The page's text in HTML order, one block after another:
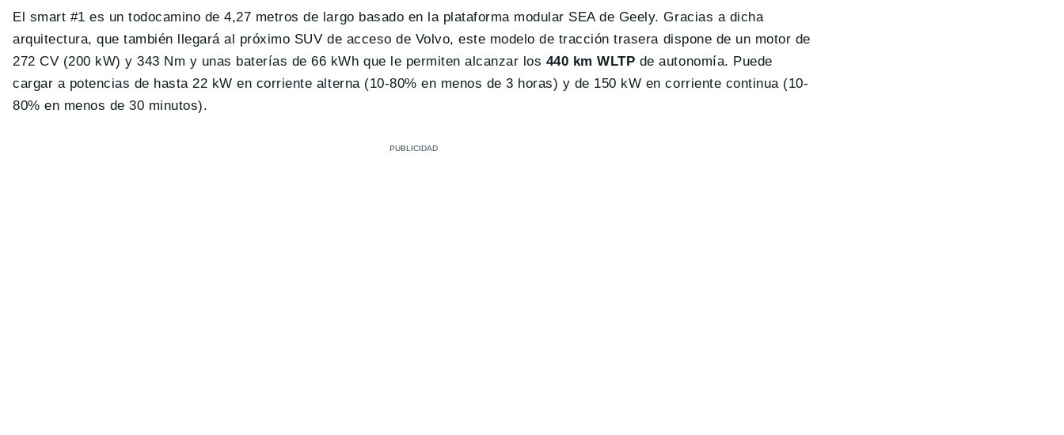
El smart #1 es un todocamino de 4,27 metros de largo basado en la plataforma modular SEA de Geely. Gracias a dicha
arquitectura, que también llegará al próximo SUV de acceso de Volvo, este modelo de tracción trasera dispone de un motor de
272 CV (200 kW) y 343 Nm y unas baterías de 66 kWh que le permiten alcanzar los 440 km WLTP de autonomía. Puede
cargar a potencias de hasta 22 kW en corriente alterna (10-80% en menos de 3 horas) y de 150 kW en corriente continua (10-
80% en menos de 30 minutos).